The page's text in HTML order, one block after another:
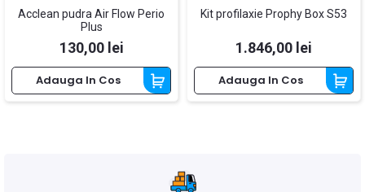
Acclean pudra Air Flow Perio
Plus
Pret
130,00 lei
Adauga In Cos
Kit profilaxie Prophy Box S53
Pret
1.846,00 lei
Adauga In Cos